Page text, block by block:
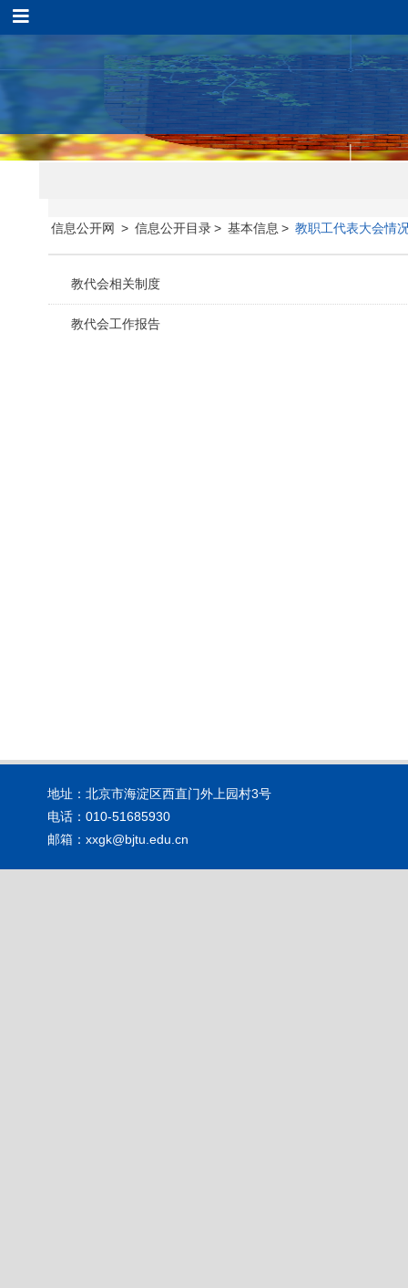
信息公开网 > 信息公开目录 > 基本信息 > 教职工代表大会情
教代会相关制度
教代会工作报告
地址：北京市海淀区西直门外上园村3号
电话：010-51685930
邮箱：xxgk@bjtu.edu.cn